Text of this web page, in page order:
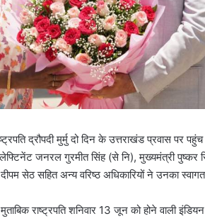
द्रौपदी मुर्मु दो दिन के उत्तराखंड प्रवास पर
जनरल गुरमीत सिंह (से नि), मुख्यमंत्री पुष्कर
सेठ सहित अन्य वरिष्ठ अधिकारियों ने उनका
राष्ट्रपति शनिवार 13 जून को होने वाली